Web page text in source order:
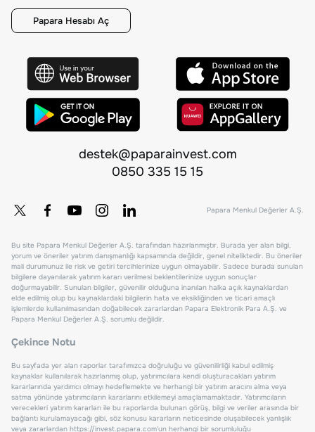
Papara Hesabı Aç
destek@paparainvest.com
0850 335 15 15
Papara Menkul Değerler A.Ş.
Bu site Papara Menkul Değerler A.Ş. tarafından hazırlanmıştır. Burada yer alan bilgi,
yorum ve öneriler yatırım danışmanlığı kapsamında değildir, genel niteliktedir. Bu öneriler
mali durumunuz ile risk ve getiri tercihlerinize uygun olmayabilir. Sadece burada sunulan
bilgilere dayanılarak yatırım kararı verilmesi beklentilerinize uygun sonuçlar
doğurmayabilir. Sunulan bilgiler, güvenilir olduğuna inanılan halka açık kaynaklardan
elde edilmiş olup bu kaynaklardaki bilgilerin hata ve eksikliğinden ve ticari amaçlı
işlemlerde kullanılmasından doğabilecek zararlardan Papara Elektronik Para A.Ş. ve
Papara Menkul Değerler A.Ş. sorumlu değildir.
Çekince Notu
Bu sayfada yer alan raporlar tarafımızca doğruluğu ve güvenilirliği kabul edilmiş
kaynaklar kullanılarak hazırlanmış olup, yatırımcılara kendi oluşturacakları yatırım
kararlarında yardımcı olmayı hedeflemekte ve herhangi bir yatırım aracını alma veya
satma yönünde yatırımcıların kararlarını etkilemeyi amaçlamamaktadır. Yatırımcıların
verecekleri yatırım kararları ile bu raporlarda bulunan görüş, bilgi ve veriler arasında bir
bağlantı kurulamayacağı gibi, söz konusu kararların neticesinde oluşabilecek yanlışlık
veya zararlardan https://invest.papara.com'un herhangi bir sorumluluğu